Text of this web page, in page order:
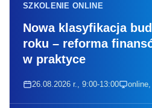
SZKOLENIE ONLINE
Nowa klasyfikacja
roku – reforma
w praktyce
26.08.2026 r., 9:00-13:00